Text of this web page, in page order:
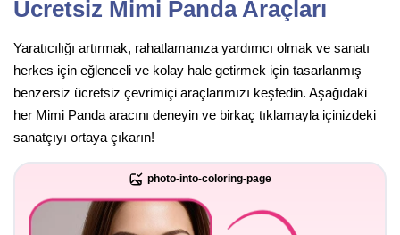
Ücretsiz Mimi Panda Araçları
Yaratıcılığı artırmak, rahatlamanıza yardımcı olmak ve sanatı
herkes için eğlenceli ve kolay hale getirmek için tasarlanmış
benzersiz ücretsiz çevrimiçi araçlarımızı keşfedin. Aşağıdaki
her Mimi Panda aracını deneyin ve birkaç tıklamayla içinizdeki
sanatçıyı ortaya çıkarın!
photo-into-coloring-page